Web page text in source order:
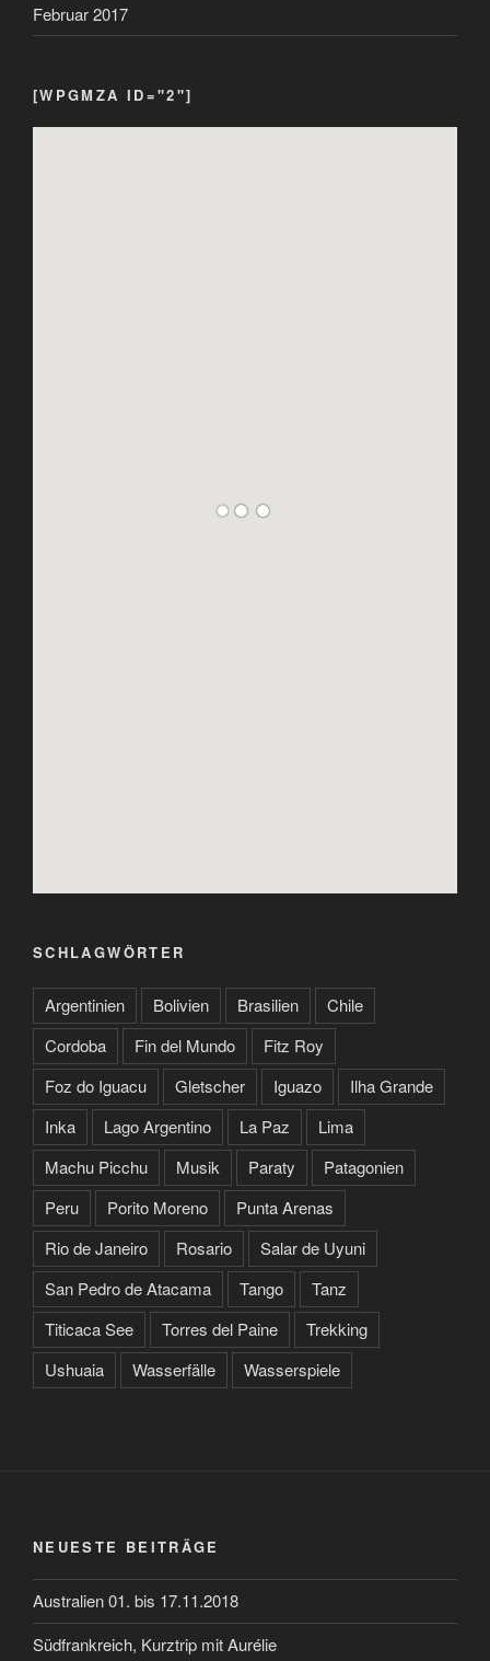
Februar 2017
[WPGMZA ID="2"]
SCHLAGWÖRTER
Argentinien Bolivien Brasilien
Chile
Cordoba
Fin del Mundo
Fitz Roy
Foz do Iguacu
Gletscher Iguazo
Ilha Grande
Inka
Lago Argentino La Paz
Lima
Machu Picchu
Musik Paraty
Patagonien
Peru
Porito Moreno
Punta Arenas
Rio de Janeiro
Rosario
Salar de Uyuni
San Pedro de Atacama
Tango
Tanz
Titicaca See
Torres del Paine
Trekking
Ushuaia
Wasserfälle Wasserspiele
NEUESTE BEITRÄGE
Australien 01. bis 17.11.2018
Südfrankreich, Kurztrip mit Aurélie